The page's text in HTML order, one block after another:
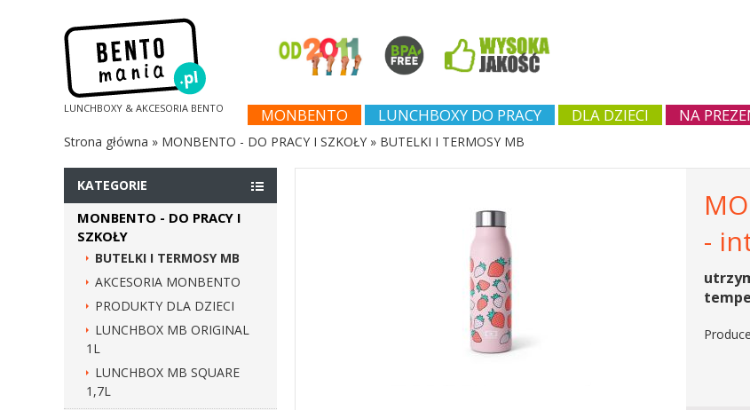
LUNCHBOXY & AKCESORIA BENTO MONBENTO LUNCHBOXY DO PRACY DLA DZIECI NA
Strona główna » MONBENTO - DO PRACY I SZKOŁY » BUTELKI I TERMOSY MB
KATEGORIE
MONBENTO - DO PRACY I
SZKOŁY
BUTELKI I TERMOSY MB
AKCESORIA MONBENTO
PRODUKTY DLA DZIECI
LUNCHBOX MB ORIGINAL
1L
LUNCHBOX MB SQUARE
1,7L
-